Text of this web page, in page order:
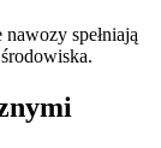
spełniają